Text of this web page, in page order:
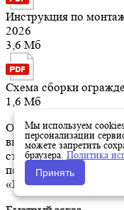
Инструкция по
2026
3,6 Мб
Схема сборки
1,6 Мб
Оформить заказ на
выбранные товары в
страницу Корзина,
позиций и нажмите
«Быстрый заказ».
Мы используем
персонализации
можете запретить
браузера. Политика
Принять